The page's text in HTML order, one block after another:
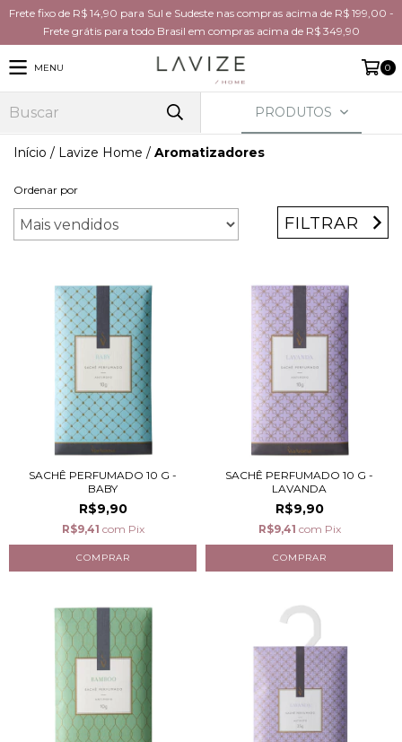
Frete fixo de R$ 14,90 para Sul e Sudeste nas compras acima de R$ 199,00 -
Frete grátis para todo Brasil em compras acima de R$ 349,90
MENU 0
PRODUTOS
Início / Lavize Home / Aromatizadores
Ordenar por
FILTRAR
SACHÊ PERFUMADO 10 G -
BABY
R$9,90
R$9,41 com Pix
SACHÊ PERFUMADO 10 G -
LAVANDA
R$9,90
R$9,41 com Pix